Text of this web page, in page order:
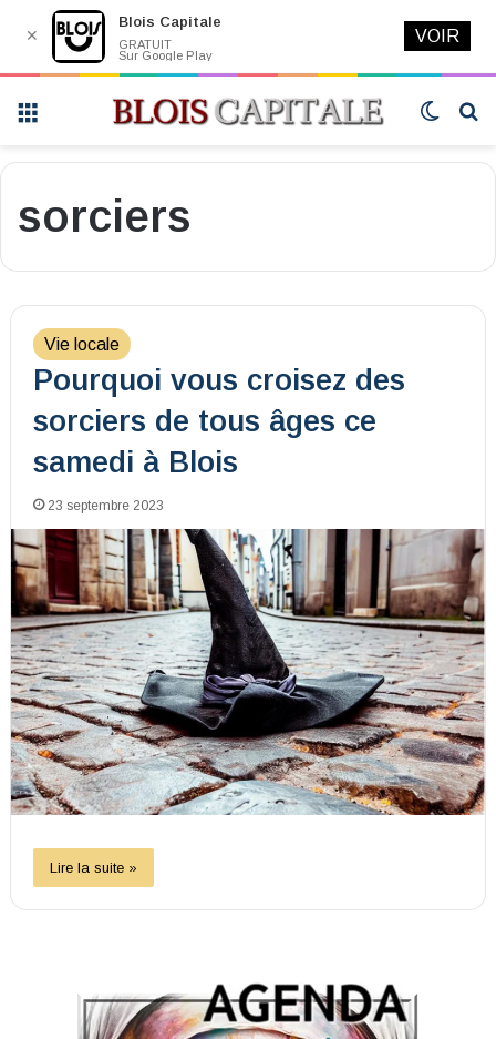
Switch
sorciers
Vie locale
Pourquoi vous croisez des
sorciers de tous âges ce
samedi à Blois
23 septembre 2023
Lire la suite »
✕
Blois Capitale
GRATUIT
Sur Google Play
VOIR